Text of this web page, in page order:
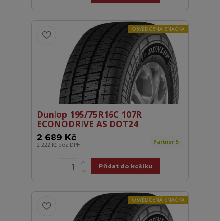
OSVĚDČENÁ ZNAČKA
Dunlop 195/75R16C 107R
ECONODRIVE AS DOT24
2 689 Kč
2 222 Kč bez DPH Partner 5
Přidat do košíku
OSVĚDČENÁ ZNAČKA